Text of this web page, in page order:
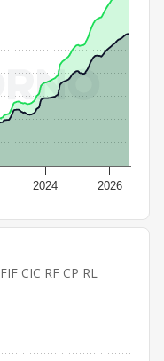
2024 2026
CIC RF CP RL